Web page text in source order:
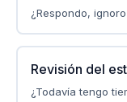
¿Respondo,
Revisión del
¿Todavía tengo